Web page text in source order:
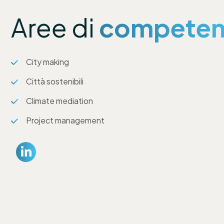
Aree di
City making
Città sostenibili
Climate mediation
Project management